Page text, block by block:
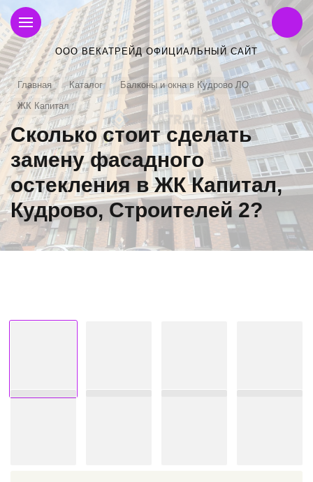
ООО ВЕКАТРЕЙД ОФИЦИАЛЬНЫЙ САЙТ
Главная Каталог
Балконы и окна в Кудрово ЛО
ЖК Капитал
Сколько стоит сделать
замену фасадного
остекления в ЖК Капитал,
Кудрово, Строителей 2?